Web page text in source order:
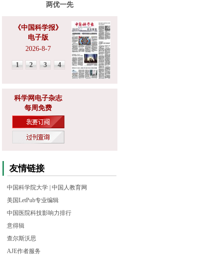
两优一先
《中国科学报》
电子版
2026-8-7
1 2 3 4
科学网电子杂志
每周免费
友情链接
中国科学院大学 中国人教育网
美国LetPub专业编辑
中国医院科技影响力排行
意得辑
查尔斯沃思
AJE作者服务